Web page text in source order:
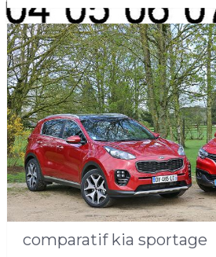
comparatif kia sportage